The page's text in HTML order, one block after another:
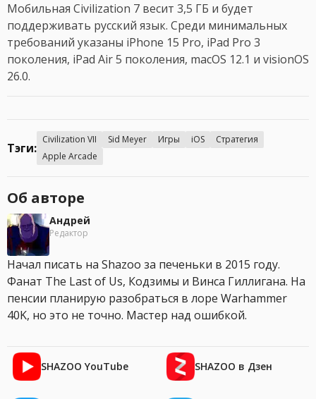
Мобильная Civilization 7 весит 3,5 ГБ и будет
поддерживать русский язык. Среди минимальных
требований указаны iPhone 15 Pro, iPad Pro 3
поколения, iPad Air 5 поколения, macOS 12.1 и visionOS
26.0.
Тэги:
Civilization VII Sid Meyer Игры iOS
Стратегия
Apple Arcade
Об авторе
Андрей
Редактор
Начал писать на Shazoo за печеньки в 2015 году.
Фанат The Last of Us, Кодзимы и Винса Гиллигана. На
пенсии планирую разобраться в лоре Warhammer
40K, но это не точно. Мастер над ошибкой.
SHAZOO YouTube SHAZOO в Дзен